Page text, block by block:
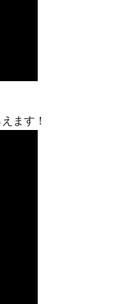
ます！